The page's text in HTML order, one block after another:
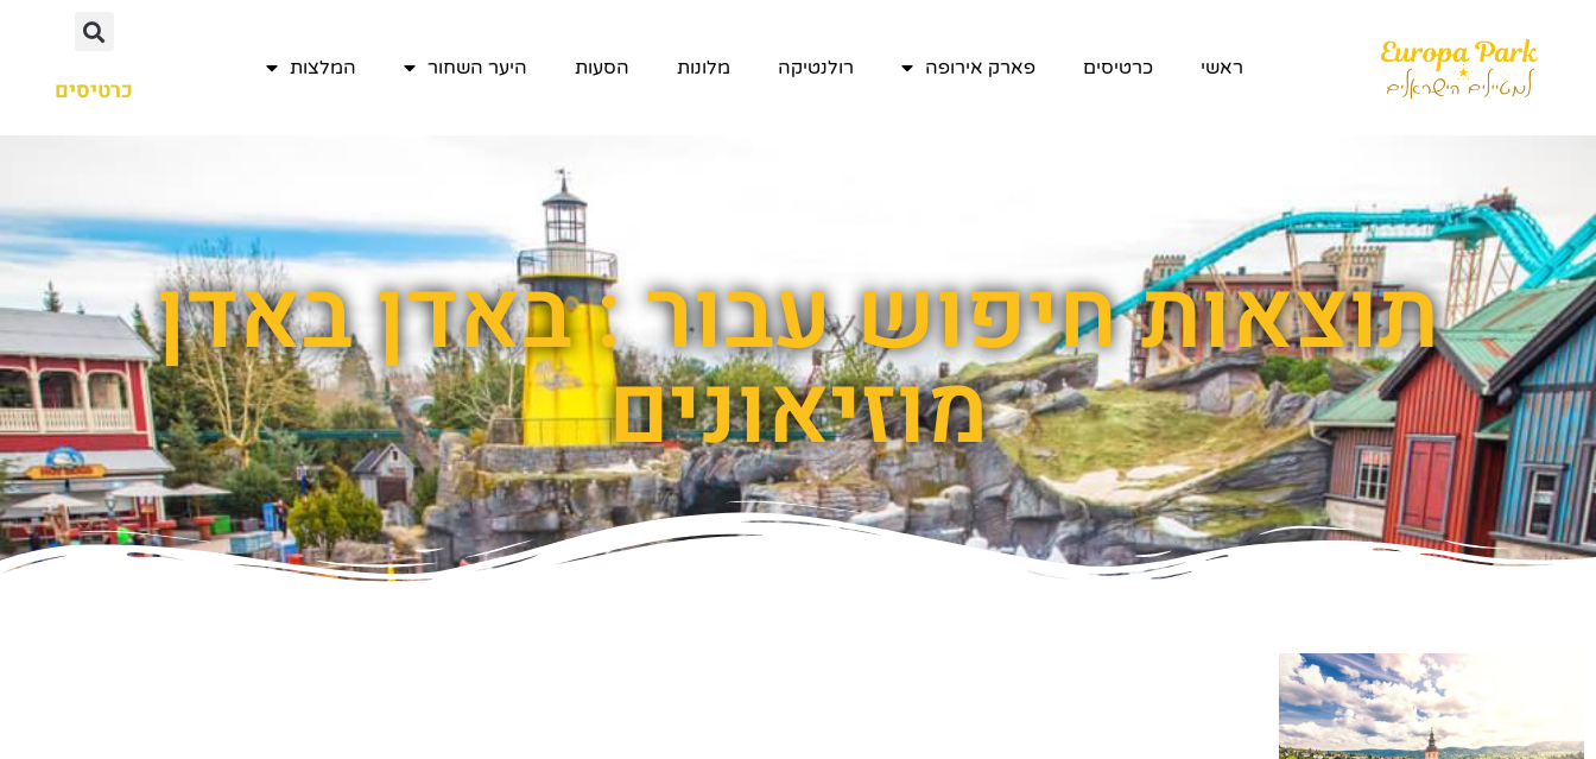
ראשי כרטיסים פארק אירופה רולנטיקה מלונות הסעות היער השחור המלצות
כרטיסים
תוצאות חיפוש עבור : באדן באדן
מוזיאונים